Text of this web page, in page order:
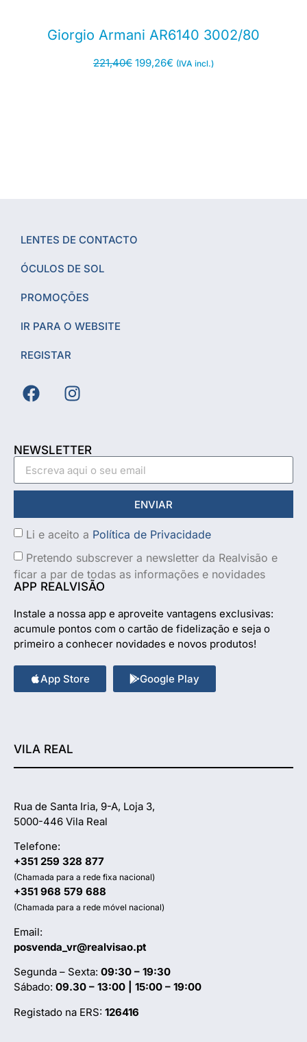
Giorgio Armani AR6140 3002/80
221,40€ 199,26€ (IVA incl.)
LENTES DE CONTACTO
ÓCULOS DE SOL
PROMOÇÕES
IR PARA O WEBSITE
REGISTAR
NEWSLETTER
Li e aceito a Política de Privacidade
Pretendo subscrever a newsletter da Realvisão e
ficar a par de todas as informações e novidades
ENVIAR
APP REALVISÃO
Instale a nossa app e aproveite vantagens exclusivas:
acumule pontos com o cartão de fidelização e seja o
primeiro a conhecer novidades e novos produtos!
App Store Google Play
VILA REAL
Rua de Santa Iria, 9-A, Loja 3,
5000-446 Vila Real
Telefone:
+351 259 328 877
(Chamada para a rede fixa nacional)
+351 968 579 688
(Chamada para a rede móvel nacional)
Email:
posvenda_vr@realvisao.pt
Segunda – Sexta: 09:30 – 19:30
Sábado: 09.30 – 13:00 | 15:00 – 19:00
Registado na ERS: 126416